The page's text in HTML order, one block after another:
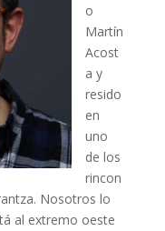
o
Martín
Acost
a y
resido
en
uno
de los
rincon
Nosotros lo
al extremo oeste